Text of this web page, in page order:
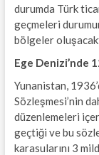
durumda Türk
geçmeleri
bölgeler
Ege Denizi’nde
Yunanistan,
Sözleşmesi’nin
düzenlemeleri
geçtiği ve bu
karasularını 3